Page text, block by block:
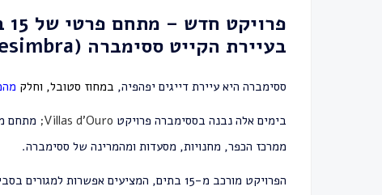
פרויקט חדש – מתחם פרטי של 15 בתים,
בעיירת הקייט ססימברה (Sesimbra)
ססימברה היא עיירת דייגים יפהפיה, במחוז סטובל, וחלק
בימים אלה נבנה בססימברה פרויקט Villas d'Ouro; מתחם
ממרכז הכפר, מחנויות, מסעדות ומהמרינה של ססימברה.
הפרויקט מורכב מ-15 בתים, המציעים אפשרות למגורים בסביבה מודרנית ומפנקת.